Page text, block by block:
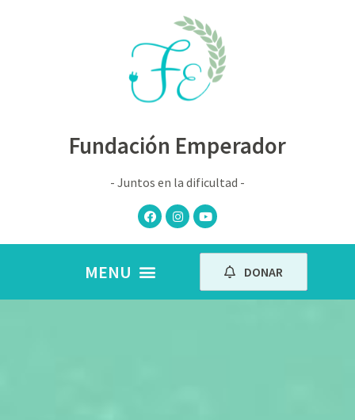
Fundación Emperador
- Juntos en la dificultad -
DONAR